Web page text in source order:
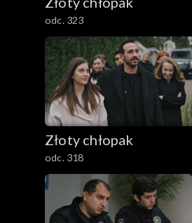
odc. 323
Złoty chłopak
odc. 318